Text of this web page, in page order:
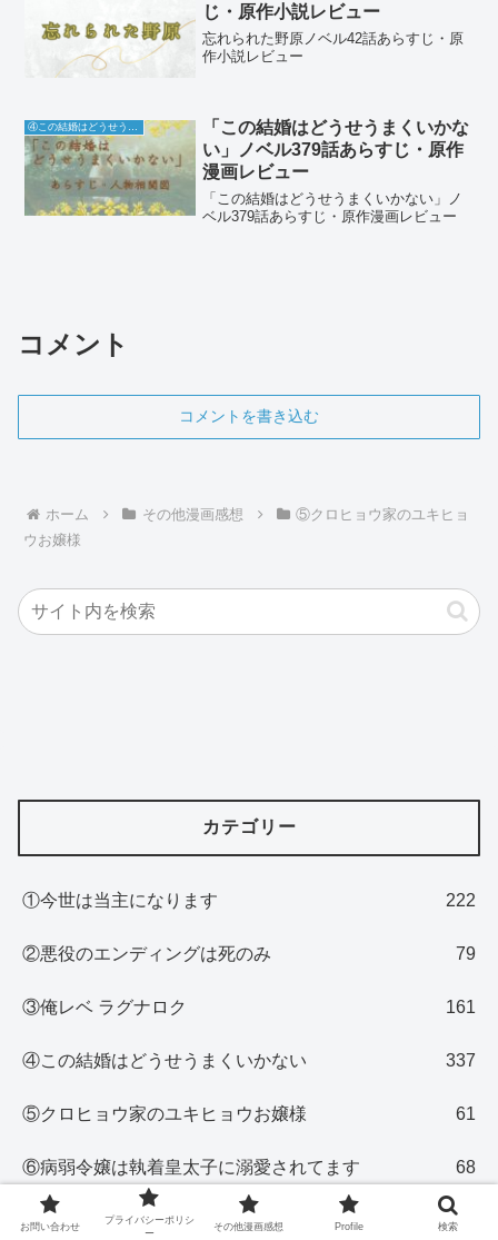
じ・原作小説レビュー
忘れられた野原ノベル42話あらすじ・原
作小説レビュー
「この結婚はどうせうまくいかな
い」ノベル379話あらすじ・原作
漫画レビュー
「この結婚はどうせうまくいかない」ノ
ベル379話あらすじ・原作漫画レビュー
コメント
コメントを書き込む
ホーム その他漫画感想
⑤クロヒョウ家のユキヒョ
ウお嬢様
カテゴリー
①今世は当主になります 222
②悪役のエンディングは死のみ 79
③俺レベ ラグナロク 161
④この結婚はどうせうまくいかない 337
⑤クロヒョウ家のユキヒョウお嬢様 61
⑥病弱令嬢は執着皇太子に溺愛されてます 68
⑦悪役を救うリスになりました 52
お問い合わせ
プライバシーポリシ
ー
その他漫画感想 Profile 検索